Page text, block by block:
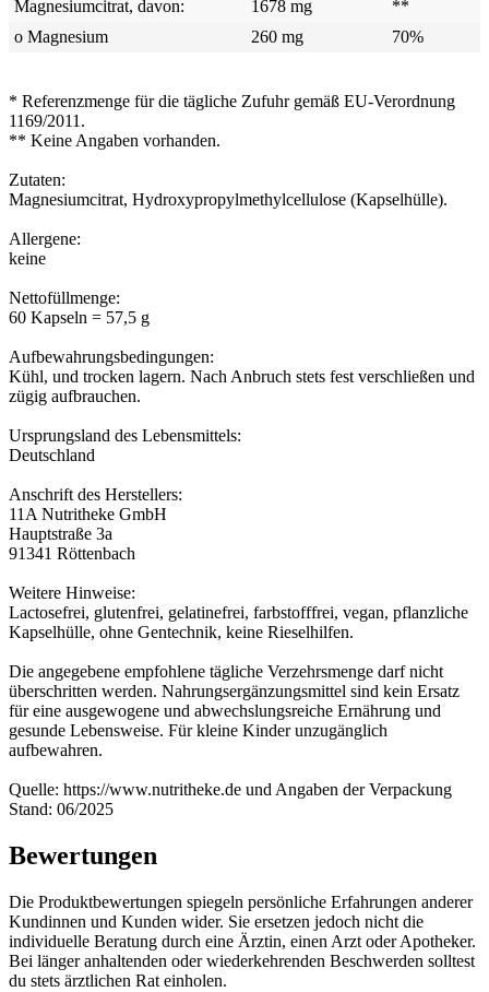
Magnesiumcitrat, davon: 1678 mg
**
o Magnesium
260 mg 70%
* Referenzmenge für die tägliche Zufuhr gemäß EU-Verordnung
1169/2011.
** Keine Angaben vorhanden.
Zutaten:
Magnesiumcitrat, Hydroxypropylmethylcellulose (Kapselhülle).
Allergene:
keine
Nettofüllmenge:
60 Kapseln = 57,5 g
Aufbewahrungsbedingungen:
Kühl, und trocken lagern. Nach Anbruch stets fest verschließen und
zügig aufbrauchen.
Ursprungsland des Lebensmittels:
Deutschland
Anschrift des Herstellers:
11A Nutritheke GmbH
Hauptstraße 3a
91341 Röttenbach
Weitere Hinweise:
Lactosefrei, glutenfrei, gelatinefrei, farbstofffrei, vegan, pflanzliche
Kapselhülle, ohne Gentechnik, keine Rieselhilfen.
Die angegebene empfohlene tägliche Verzehrsmenge darf nicht
überschritten werden. Nahrungsergänzungsmittel sind kein Ersatz
für eine ausgewogene und abwechslungsreiche Ernährung und
gesunde Lebensweise. Für kleine Kinder unzugänglich
aufbewahren.
Quelle: https://www.nutritheke.de und Angaben der Verpackung
Stand: 06/2025
Bewertungen
Die Produktbewertungen spiegeln persönliche Erfahrungen anderer
Kundinnen und Kunden wider. Sie ersetzen jedoch nicht die
individuelle Beratung durch eine Ärztin, einen Arzt oder Apotheker.
Bei länger anhaltenden oder wiederkehrenden Beschwerden solltest
du stets ärztlichen Rat einholen.